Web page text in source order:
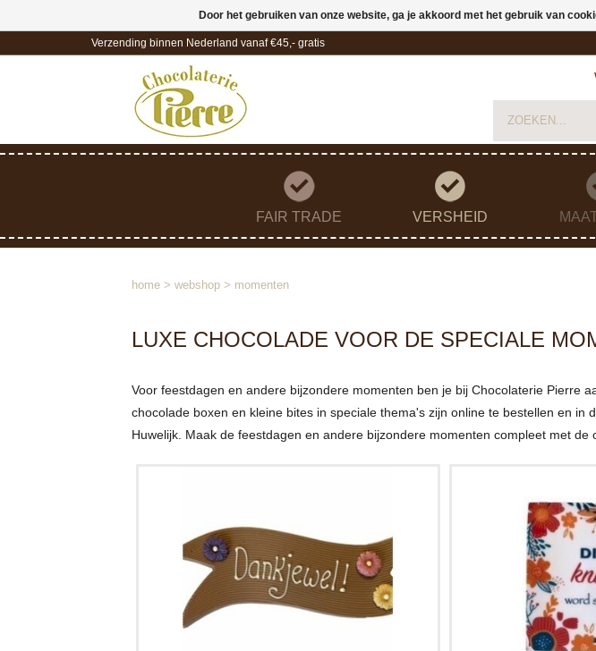
Verzending binnen Nederland vanaf €45,- gratis
FAIR TRADE VERSHEID
home > webshop > momenten
LUXE CHOCOLADE VOOR DE SPECIALE
Voor feestdagen en andere bijzondere momenten ben je bij Chocolaterie Pierre
chocolade boxen en kleine bites in speciale thema's zijn online te bestellen en
Huwelijk. Maak de feestdagen en andere bijzondere momenten compleet met de
Door het gebruiken van onze website, ga je akkoord met het gebruik van